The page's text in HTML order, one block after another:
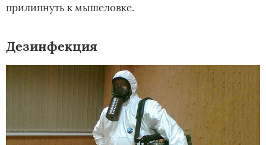
прилипнуть к мышеловке.
Дезинфекция